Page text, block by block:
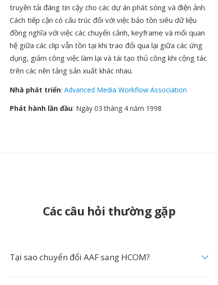
truyền tải đáng tin cậy cho các dự án phát sóng và điện ảnh.
Cách tiếp cận có cấu trúc đối với việc bảo tồn siêu dữ liệu
đồng nghĩa với việc các chuyển cảnh, keyframe và mối quan
hệ giữa các clip vẫn tồn tại khi trao đổi qua lại giữa các ứng
dụng, giảm công việc làm lại và tái tạo thủ công khi cộng tác
trên các nền tảng sản xuất khác nhau.
Nhà phát triển: Advanced Media Workflow Association
Phát hành lần đầu: Ngày 03 tháng 4 năm 1998
Các câu hỏi thường gặp
Tại sao chuyển đổi AAF sang HCOM?